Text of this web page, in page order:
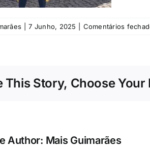
7 Junho, 2025 Comentários
This Story, Choose Your
Author: Mais Guimarães